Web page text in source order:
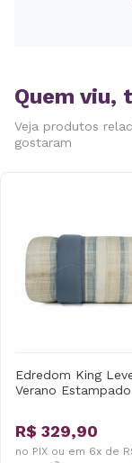
Quem viu,
Veja produtos
gostaram
Edredom King
Verano Estampado
R$ 329,90
no PIX ou em 6x de